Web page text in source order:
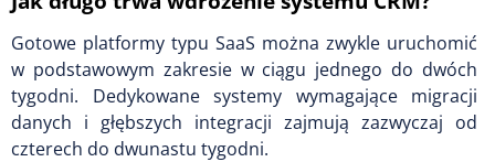
Gotowe platformy typu SaaS można zwykle uruchomić
w podstawowym zakresie w ciągu jednego do dwóch
tygodni. Dedykowane systemy wymagające migracji
danych i głębszych integracji zajmują zazwyczaj od
czterech do dwunastu tygodni.